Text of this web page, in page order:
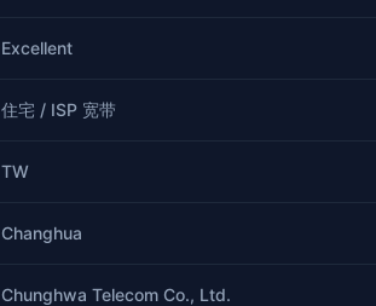
Excellent
住宅 / ISP 宽带
TW
Changhua
Chunghwa Telecom Co., Ltd.